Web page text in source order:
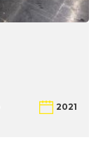
2021